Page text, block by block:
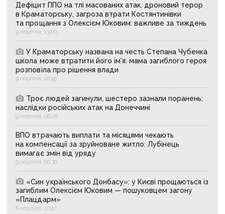
Дефіцит ППО на тлі масованих атак, дроновий терор
в Краматорську, загроза втрати Костянтинівки
та прощання з Олексієм Юковим: важливе за тиждень
9 серпня, 13:00
У Краматорську названа на честь Степана Чубенка
школа може втратити його ім'я: мама загиблого героя
розповіла про рішення влади
9 серпня, 10:45
Троє людей загинули, шестеро зазнали поранень:
наслідки російських атак на Донеччині
9 серпня, 08:28
ВПО втрачають виплати та місяцями чекають
на компенсації за зруйноване житло: Лубінець
вимагає змін від уряду
9 серпня, 06:30
«Син українського Донбасу»: у Києві прощаються із
загиблим Олексієм Юковим — пошуковцем загону
«Плацдарм»
8 серпня, 10:47